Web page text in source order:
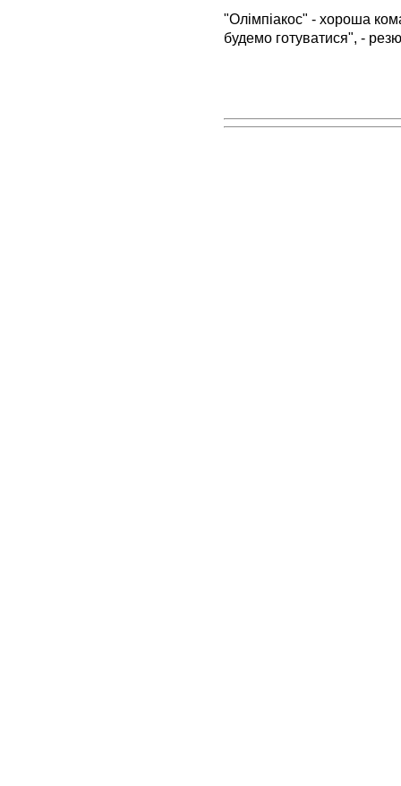
"Олімпіакос" - хороша
будемо готуватися", -